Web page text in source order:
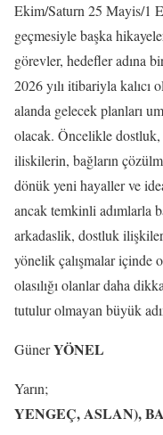
Ekim/Saturn 25 Mayis/1
geçmesiyle başka
görevler, hedefler adına
2026 yılı itibariyla kalıcı
alanda gelecek planları
olacak. Öncelikle dostluk,
iliskilerin, bağların
dönük yeni hayaller ve
ancak temkinli adımlarla
arkadaslik, dostluk
yönelik çalışmalar içinde
olasılığı olanlar daha
tutulur olmayan büyük
GünerYÖNEL
Yarın;
YENGEÇ, ASLAN),